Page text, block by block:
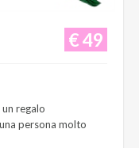
€ 49
regalo
persona molto